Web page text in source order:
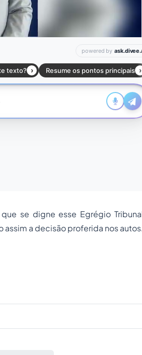
se digne esse Egrégio
a decisão proferida nos autos.